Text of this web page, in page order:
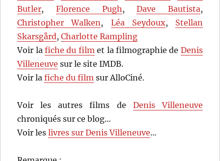
Butler, Florence Pugh,Dave Bautista,
Christopher Walken, Léa Seydoux, Stellan
Skarsgård,Charlotte Rampling
Voir lafiche du filmet la filmographie de Denis
Villeneuve sur le site IMDB.
Voir lafiche du film sur AlloCiné.
Voir les autres films de Denis Villeneuve
chroniqués sur ce blog…
Voir leslivres sur Denis Villeneuve…